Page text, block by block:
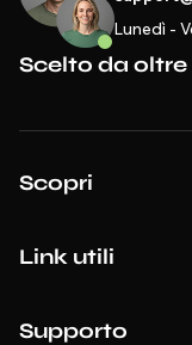
Lunedì -
Scelto da
Scopri
Link utili
Supporto